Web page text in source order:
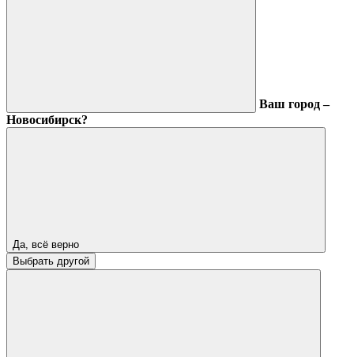
Ваш город –
Новосибирск?
Да, всё верно
Выбрать другой